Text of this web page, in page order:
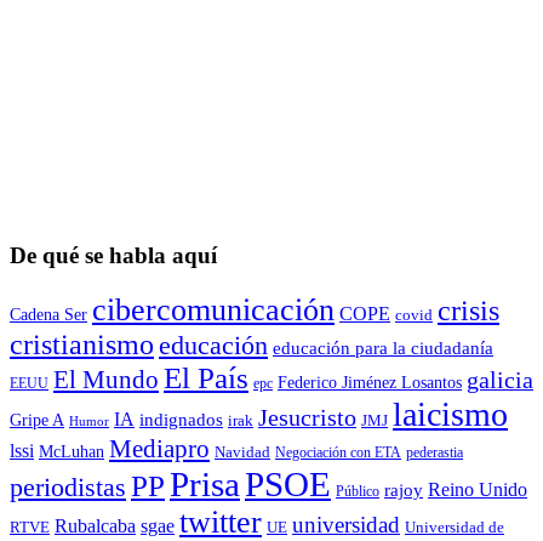
De qué se habla aquí
Cadena Ser cibercomunicación COPE covid crisis
cristianismo educación educación para la ciudadaní­a
EEUU El Mundo El País epc Federico Jiménez Losantos galicia
Gripe A Humor IA indignados irak Jesucristo JMJ laicismo
lssi McLuhan Mediapro Navidad Negociación con ETA pederastia
periodistas PPPrisaPSOE Público rajoy Reino Unido
RTVE Rubalcaba sgae twitter UE universidad Universidad de